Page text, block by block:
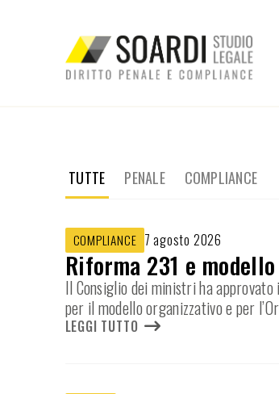
TUTTE PENALE COMPLIANCE
COMPLIANCE 7 agosto 2026
Riforma 231 e
Il Consiglio dei ministri ha
per il modello organizzativo e per
LEGGI TUTTO